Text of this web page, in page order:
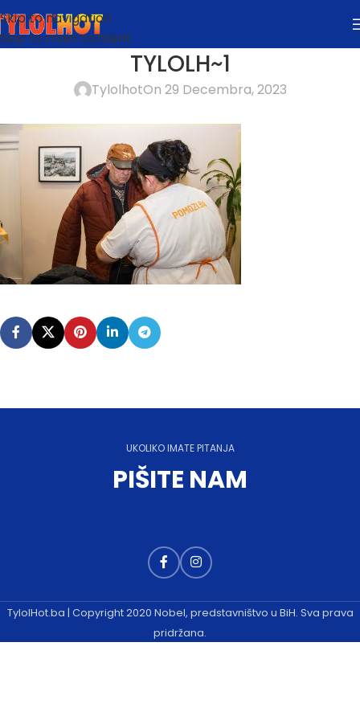
Skip to navigation
Skip to main content
TYLOLH~1
TylolhotOn 29 Decembra, 2023
UKOLIKO IMATE PITANJA
PIŠITE NAM
TylolHot.ba | Copyright 2020 Nobel, predstavništvo u BiH. Sva prava
pridržana.